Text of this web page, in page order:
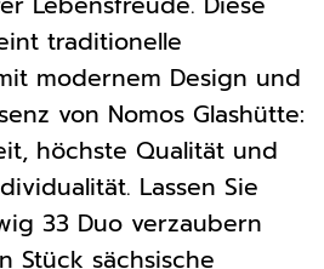
traditionelle
modernem Design und
von Nomos Glashütte:
höchste Qualität und
Lassen Sie
33 Duo verzaubern
Stück sächsische